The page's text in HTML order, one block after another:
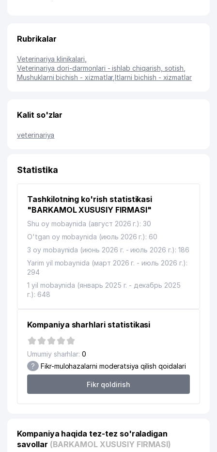
Rubrikalar
Veterinariya klinikalari
Veterinariya dori-darmonlari - ishlab chiqarish, sotish
Mushuklarni bichish - xizmatlar,Itlarni bichish - xizmatlar
Kalit so'zlar
veterinariya
Statistika
Tashkilotning ko'rish statistikasi
"BARKAMOL XUSUSIY FIRMASI"
Shu oy mobaynida (август 2026 г.): 30
O'tgan oy mobaynida (июль 2026 г.): 60
3 oy mobaynida (июнь 2026 г. - июль 2026 г.): 186
Yarim yil mobaynida (март 2026 г. - июль 2026 г.):
294
1 yil mobaynida (январь 2025 г. - декабрь 2025
г.): 648
Kompaniya sharhlari statistikasi
Umumiy sharhlar: 0
? Fikr-mulohazalarni moderatsiya qilish qoidalari
Fikr qoldirish
Kompaniya haqida tez-tez so'raladigan
savollar (BARKAMOL XUSUSIY FIRMASI)